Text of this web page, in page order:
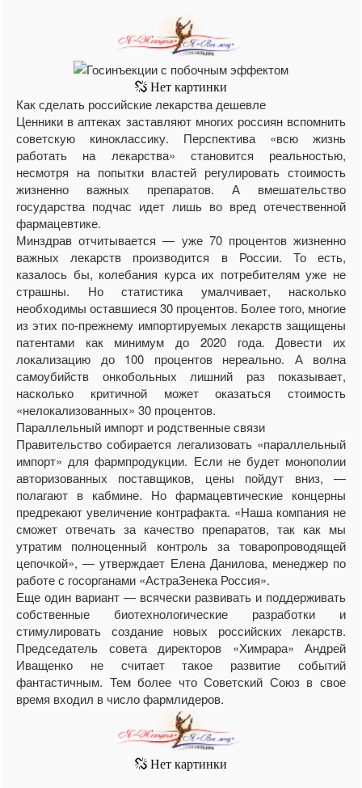
Как сделать российские лекарства дешевле
Ценники в аптеках заставляют многих россиян вспомнить
советскую киноклассику. Перспектива «всю жизнь
работать на лекарства» становится реальностью,
несмотря на попытки властей регулировать стоимость
жизненно важных препаратов. А вмешательство
государства подчас идет лишь во вред отечественной
фармацевтике.
Минздрав отчитывается — уже 70 процентов жизненно
важных лекарств производится в России. То есть,
казалось бы, колебания курса их потребителям уже не
страшны. Но статистика умалчивает, насколько
необходимы оставшиеся 30 процентов. Более того, многие
из этих по-прежнему импортируемых лекарств защищены
патентами как минимум до 2020 года. Довести их
локализацию до 100 процентов нереально. А волна
самоубийств онкобольных лишний раз показывает,
насколько критичной может оказаться стоимость
«нелокализованных» 30 процентов.
Параллельный импорт и родственные связи
Правительство собирается легализовать «параллельный
импорт» для фармпродукции. Если не будет монополии
авторизованных поставщиков, цены пойдут вниз, —
полагают в кабмине. Но фармацевтические концерны
предрекают увеличение контрафакта. «Наша компания не
сможет отвечать за качество препаратов, так как мы
утратим полноценный контроль за товаропроводящей
цепочкой», — утверждает Елена Данилова, менеджер по
работе с госорганами «АстраЗенека Россия».
Еще один вариант — всячески развивать и поддерживать
собственные биотехнологические разработки и
стимулировать создание новых российских лекарств.
Председатель совета директоров «Химрара» Андрей
Иващенко не считает такое развитие событий
фантастичным. Тем более что Советский Союз в свое
время входил в число фармлидеров.